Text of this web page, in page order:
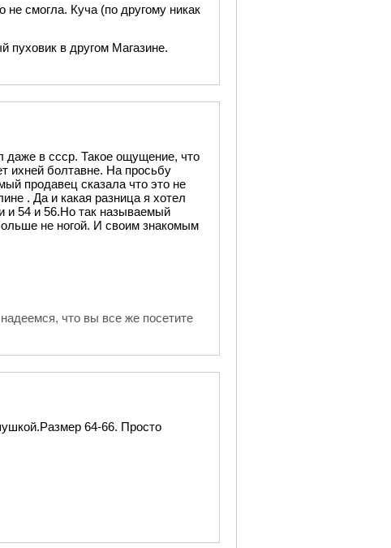
смогла. Куча (по другому никак
пуховик в другом Магазине.
даже в ссср. Такое ощущение, что
ихней болтавне. На просьбу
продавец сказала что это не
. Да и какая разница я хотел
и 54 и 56.Но так называемый
не ногой. И своим знакомым
что вы все же посетите
64-66. Просто